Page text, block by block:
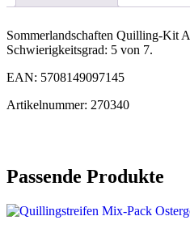
Sommerlandschaften Quilling-Kit
Schwierigkeitsgrad: 5 von 7.
EAN: 5708149097145
Artikelnummer: 270340
Passende Produkte